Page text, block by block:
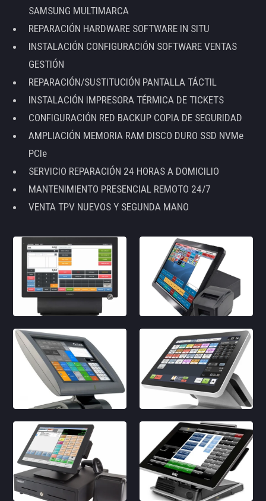
SAMSUNG MULTIMARCA
REPARACIÓN HARDWARE SOFTWARE IN SITU
INSTALACIÓN CONFIGURACIÓN SOFTWARE VENTAS
GESTIÓN
REPARACIÓN/SUSTITUCIÓN PANTALLA TÁCTIL
INSTALACIÓN IMPRESORA TÉRMICA DE TICKETS
CONFIGURACIÓN RED BACKUP COPIA DE SEGURIDAD
AMPLIACIÓN MEMORIA RAM DISCO DURO SSD NVMe
PCIe
SERVICIO REPARACIÓN 24 HORAS A DOMICILIO
MANTENIMIENTO PRESENCIAL REMOTO 24/7
VENTA TPV NUEVOS Y SEGUNDA MANO